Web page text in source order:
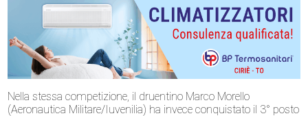
Nella stessa competizione, il druentino Marco Morello
(Aeronautica Militare/Iuvenilia) ha invece conquistato il 3° posto